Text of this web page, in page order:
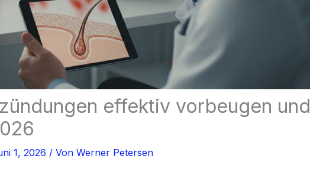
effektiv vorbeugen und
1, 2026 / Von Werner Petersen